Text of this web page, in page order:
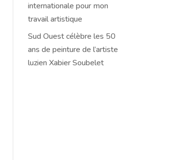
internationale pour mon
travail artistique
Sud Ouest célèbre les 50
ans de peinture de l’artiste
luzien Xabier Soubelet